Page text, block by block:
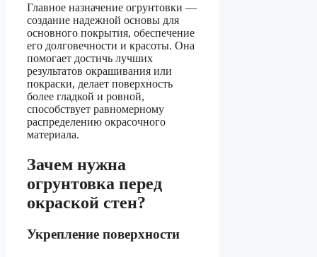
Главное назначение огрунтовки —
создание надежной основы для
основного покрытия, обеспечение
его долговечности и красоты. Она
помогает достичь лучших
результатов окрашивания или
покраски, делает поверхность
более гладкой и ровной,
способствует равномерному
распределению окрасочного
материала.
Зачем нужна
огрунтовка перед
окраской стен?
Укрепление поверхности